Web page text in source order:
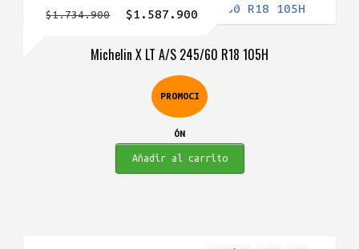
Michelin X LT A/S 245/60 R18 105H
PROMOCI
ÓN
$1.734.900
El
original
$1.734.900.
$1.587.900
actual
es:
$1.587.900.
Añadir al carrito